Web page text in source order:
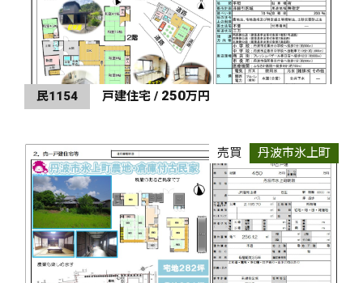
民1154 戸建住宅 / 250万円
売買 丹波市氷上町